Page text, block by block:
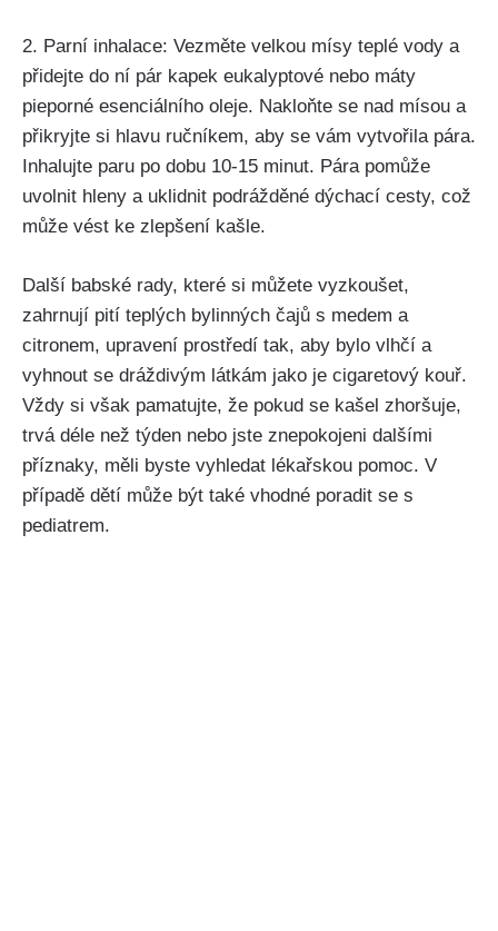
2. ⁢Parní inhalace:‍ Vezměte velkou mísy teplé vody a
přidejte do ní pár kapek eukalyptové nebo máty
pieporné esenciálního oleje. ‌Nakloňte se nad mísou a
přikryjte si hlavu ručníkem, aby ⁣se vám vytvořila pára.
Inhalujte paru po ⁣dobu 10-15 ‌minut. Pára pomůže
uvolnit hleny a uklidnit podrážděné dýchací cesty, což
může ‍vést ke zlepšení kašle.
Další babské rady, které si můžete vyzkoušet,
zahrnují⁣ pití teplých bylinných čajů ⁤s medem a
citronem, upravení⁣ prostředí tak, aby bylo vlhčí a
vyhnout se dráždivým látkám jako‌ je cigaretový kouř.
Vždy si však ⁤pamatujte, že pokud se kašel zhoršuje,
trvá déle⁣ než týden nebo jste znepokojeni dalšími
příznaky, měli byste vyhledat lékařskou pomoc. V⁤
případě dětí ⁢může být‍ také ⁢vhodné poradit se s
pediatrem.